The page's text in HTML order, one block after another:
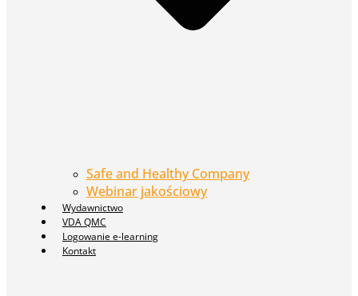
Safe and Healthy Company
Webinar jakościowy
Wydawnictwo
VDA QMC
Logowanie e-learning
Kontakt